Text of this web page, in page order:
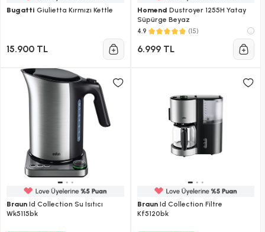
Bugatti Giulietta Kırmızı Kettle
15.900 TL
Homend Dustroyer 1255H Yatay
Süpürge Beyaz
4.9 (15)
6.999 TL
Braun Id Collection Su Isıtıcı
Wk5115bk
BraunId Collection Filtre
Kf5120bk